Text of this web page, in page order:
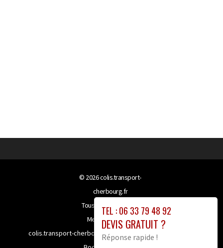
TEL : 06 33 79 48 92
DEVIS GRATUIT ?
Réponse rapide !
© 2026colis.transport-
cherbourg.fr
Tous droits réservés
Mentions légales
colis.transport-cherbourg.fr bénéficie de la technologie